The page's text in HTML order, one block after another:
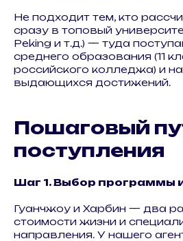
Не подходит тем, кто
сразу в топовый
Peking и т.д.) — туда
среднего образования (11
российского колледжа) и
выдающихся достижений.
Пошаговый
поступления
Шаг 1. Выбор программы
Гуанчжоу и Харбин — два
стоимости жизни и
направления. У нашего